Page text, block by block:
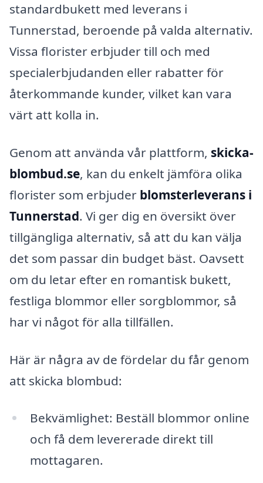
standardbukett med leverans i
Tunnerstad, beroende på valda alternativ.
Vissa florister erbjuder till och med
specialerbjudanden eller rabatter för
återkommande kunder, vilket kan vara
värt att kolla in.
Genom att använda vår plattform, skicka-
blombud.se, kan du enkelt jämföra olika
florister som erbjuder blomsterleverans i
Tunnerstad. Vi ger dig en översikt över
tillgängliga alternativ, så att du kan välja
det som passar din budget bäst. Oavsett
om du letar efter en romantisk bukett,
festliga blommor eller sorgblommor, så
har vi något för alla tillfällen.
Här är några av de fördelar du får genom
att skicka blombud:
Bekvämlighet: Beställ blommor online
och få dem levererade direkt till
mottagaren.